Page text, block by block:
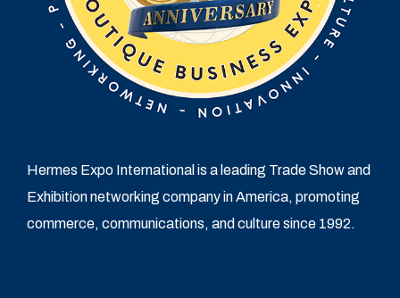
Hermes Expo International is a leading Trade Show and
Exhibition networking company in America, promoting
commerce, communications, and culture since 1992.